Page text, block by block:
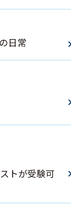
日常
トが受験可